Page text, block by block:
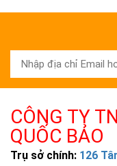
CÔNG TY
QUỐC BẢO
Trụ sở chính: 126